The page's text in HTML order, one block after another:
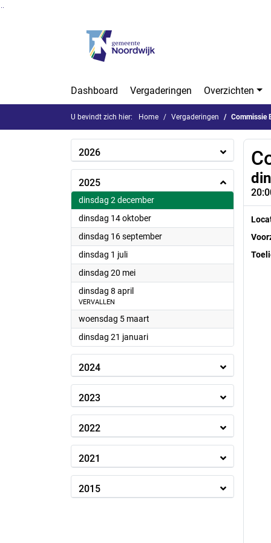
Dashboard Vergaderingen Overzichten
U bevindt zich hier: Home Vergaderingen Commissie
2026
2025
dinsdag 2 december2025
dinsdag 14 oktober2025
dinsdag 16 september2025
dinsdag 1 juli2025
dinsdag 20 mei2025
dinsdag 8 april2025
VERVALLEN
woensdag 5 maart
dinsdag 21 januari2025
2024
2023
2022
2021
2015